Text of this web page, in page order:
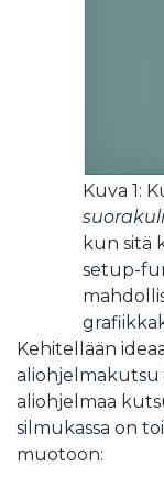
Kuva 1:
kun sitä
setup-
Kehitellään
aliohjelmakutsu
aliohjelmaa
silmukassa on
muotoon: